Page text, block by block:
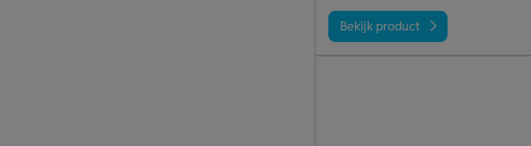
Bekijk product